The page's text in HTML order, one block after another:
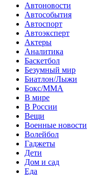
Автоновости
Автособытия
Автоспорт
Автоэксперт
Актеры
Аналитика
Баскетбол
Безумный мир
Биатлон/Лыжи
Бокс/MMA
В мире
В России
Вещи
Военные новости
Волейбол
Гаджеты
Дети
Дом и сад
Еда